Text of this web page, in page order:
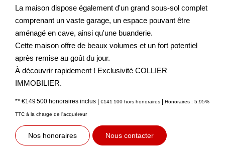
La maison dispose également d'un grand sous-sol complet
comprenant un vaste garage, un espace pouvant être
aménagé en cave, ainsi qu'une buanderie.
Cette maison offre de beaux volumes et un fort potentiel
après remise au goût du jour.
À découvrir rapidement ! Exclusivité COLLIER
IMMOBILIER.
** €149 500 honoraires inclus | €141 100 hors honoraires | Honoraires : 5.95%
TTC à la charge de l'acquéreur
Nos honoraires Nous contacter